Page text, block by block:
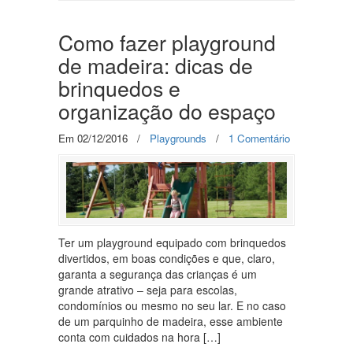
Como fazer playground
de madeira: dicas de
brinquedos e
organização do espaço
Em 02/12/2016 / Playgrounds / 1 Comentário
Ter um playground equipado com brinquedos
divertidos, em boas condições e que, claro,
garanta a segurança das crianças é um
grande atrativo – seja para escolas,
condomínios ou mesmo no seu lar. E no caso
de um parquinho de madeira, esse ambiente
conta com cuidados na hora […]